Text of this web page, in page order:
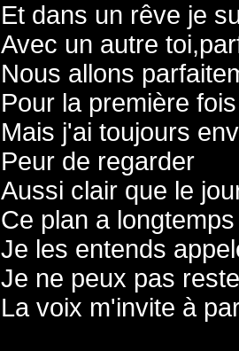
Et dans un rêve je
Avec un autre
Nous allons
Pour la première
Mais j'ai toujours
Peur de regarder
Aussi clair que le
Ce plan a
Je les entends
Je ne peux pas
La voix m'invite à